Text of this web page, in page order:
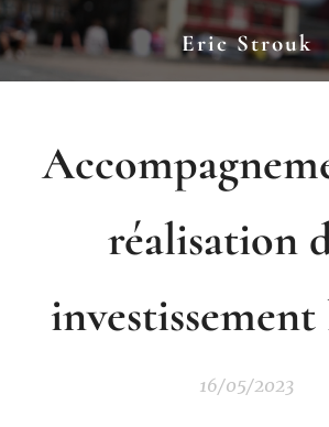
Eric Strouk
réalisation
16/05/2023